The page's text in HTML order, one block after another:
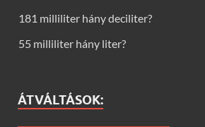
181 milliliter hány deciliter?
55 milliliter hány liter?
ÁTVÁLTÁSOK: